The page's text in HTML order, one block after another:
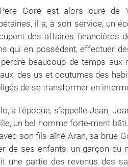
Goré est alors curé de
il a, à son service, un
des affaires financières
qui en possèdent, effectuer
beaucoup de temps
des us et coutumes des
de se transformer en
garnison d’une centaine de soldats. II y a des boutiques chinoises. L’un des grands chefs thibétains de la frontière habite tout près de la ville. Et près de la ville aussi se trouve un assez grand monastère lamaïque, bien sûr, et dans la ville se trouve une institution qui en fait l’endroit le plus haï pour tous ceux qui s’occupent du commerce du sel: c’est la gabelle. Chaque charge de sel quit-tant le Thibet est pesée et frappée d’une taxe par un gabelou chinois. Aussi, les caravaniers thibétains qui transportent du sel, apportent du beau sel tout propre jusqu’à la gabelle et y rajoutent du sable du torrent, une demi-journée plus loin, car ils ne veulent tout de même pas payer une taxe pour du sable. La Mission catholique y a une résidence; des missionnaires protestants y ont résidé pendant quelque temps, mais devant les violences périodiques dont Atunze est le théâtre, ils ont préféré émigrer vers des lieux plus pacifiques. Atunze est, de temps à autre, envahi par des bandes de Thibétains armés qui viennent surtout pour brûler la gabelle, tout en sachant très bien qu’elle va être réinstallée dès qu’ils seront partis. Les soldats n’opposent qu’une faible résistance, ils sont mal nourris, ils sont très peu payés. Il n’y a en général que quelques morts, cela ne va pas très loin et la vie continue… Cent kilomètres de piste séparent Yerkalo d’Atunze, tentation à laquelle Jean résiste mal. Il a aussi l’espoir de guérir son estomac et le voilà parti avec son ami de Pouyong-Gong. Pendant ce temps-là, le Père Goré prépare son départ pour Hongkong où il va surveiller l’impression de son livre: «Trente ans aux portes du Thibet interdit». Trois semaines plus tard, Jean est de re-tour. Le soir même, Marie vient avertir le Père Goré que son mari est très malade et qu’il demande à voir le Père d’urgence. Le Père Goré se rend chez eux et il trouve un Jean couché dans son lit, très différent de l’homme assez fier et hautain qu’il est d’habitude. Ayant fait sortir tous les assistants, il raconte au Père Goré l’étrange histoire… Son traitement à Atunze a été un échec. Mais lors du voyage du retour, il s’est arrêté deux ou trois jours chez son ami le «besset»’ de Pouyong-Gong. Là on lui a offert un repas tout spécialement délicieux: du fromage frais – que d’habitude on ne trouve que dans les alpages. Le fromage qui se vend et qui se mange en plaine ressemble, par sa couleur et sa dureté, à des morceaux de rocher. Mais voilà que dès le lendemain de ces agapes, il s’est trouvé mal, très très mal et il a eu tout juste la force de se traîner jusqu’à Yerkalo. Et il émet le soupçon que le Pouyong-Gong «besset» l’a empoisonné. Le Père Goré lui fait remarquer que c’est une accusation parfaitement ridicule, que le «besset» de Pouyong-Gong est son ami de jeunesse, presque d’enfance, qu’il n’a absolument aucune raison de lui vouloir- du mal. Alors Jean se calme, bien qu’il soit convaincu